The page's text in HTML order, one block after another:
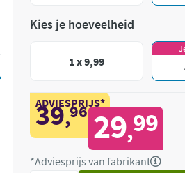
Kies je hoeveelheid
1 x 9,99
ADVIESPRIJS*
39,96 29,99
*Adviesprijs van fabrikant